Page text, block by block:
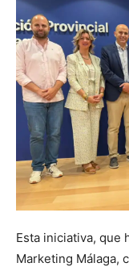
Esta iniciativa, que
Marketing Málaga,